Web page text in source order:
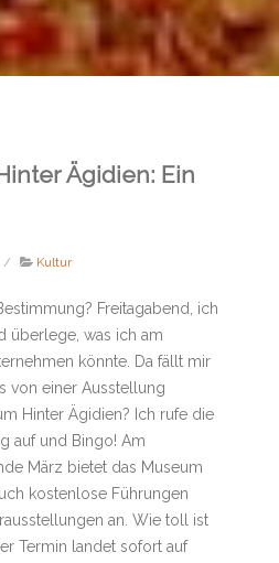
Ägidien: Ein
/ Kultur
Freitagabend, ich
überlege, was ich am
könnte. Da fällt mir
von einer Ausstellung
Hinter Ägidien? Ich rufe die
auf und Bingo! Am
März bietet das Museum
kostenlose Führungen
an. Wie toll ist
Termin landet sofort auf